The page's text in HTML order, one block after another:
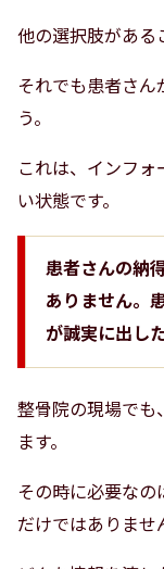
他の選択肢がある
それでも患者さん
う。
これは、インフォ
い状態です。
患者さんの納
ありません。
が誠実に出し
整骨院の現場でも
ます。
その時に必要なの
だけではありませ